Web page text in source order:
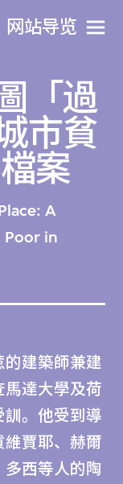
网站导览
「過
市貧
案
A
Poor in
建築師兼建
馬達大學及荷
訓。他受到導
維賈耶、赫爾
西等人的陶